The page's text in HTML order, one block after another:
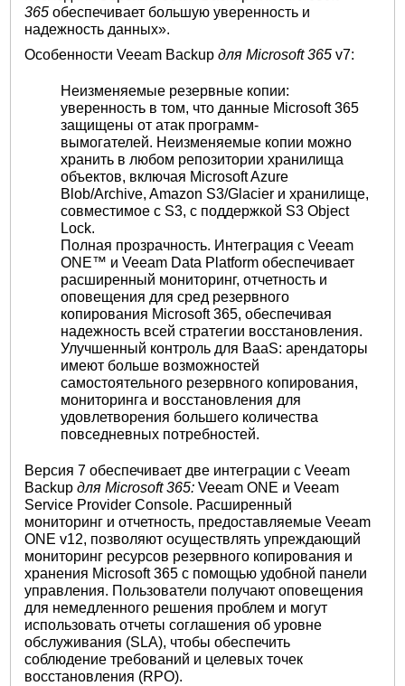
365 обеспечивает большую уверенность и
надежность данных».
Особенности Veeam Backupдля Microsoft 365 v7:
Неизменяемые резервные копии:
уверенность в том, что данные Microsoft 365
защищены от атак программ-
вымогателей. Неизменяемые копии можно
хранить в любом репозитории хранилища
объектов, включая Microsoft Azure
Blob/Archive, Amazon S3/Glacier и хранилище,
совместимое с S3, с поддержкой S3 Object
Lock.
Полная прозрачность. Интеграция с Veeam
ONE™ и Veeam Data Platform обеспечивает
расширенный мониторинг, отчетность и
оповещения для сред резервного
копирования Microsoft 365, обеспечивая
надежность всей стратегии восстановления.
Улучшенный контроль для BaaS: арендаторы
имеют больше возможностей
самостоятельного резервного копирования,
мониторинга и восстановления для
удовлетворения большего количества
повседневных потребностей.
Версия 7 обеспечивает две интеграции с Veeam
Backupдля Microsoft 365: Veeam ONE и Veeam
Service Provider Console. Расширенный
мониторинг и отчетность, предоставляемые Veeam
ONE v12, позволяют осуществлять упреждающий
мониторинг ресурсов резервного копирования и
хранения Microsoft 365 с помощью удобной панели
управления. Пользователи получают оповещения
для немедленного решения проблем и могут
использовать отчеты соглашения об уровне
обслуживания (SLA), чтобы обеспечить
соблюдение требований и целевых точек
восстановления (RPO).